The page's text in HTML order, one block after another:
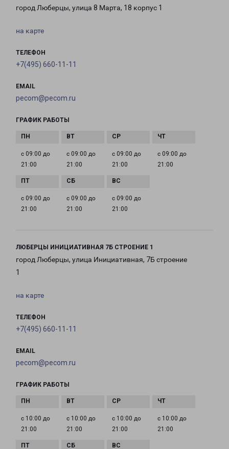
город Люберцы, улица 8 Марта, 18 корпус 1
на карте
ТЕЛЕФОН
+7(495) 660-11-11
EMAIL
pecom@pecom.ru
ГРАФИК РАБОТЫ
с 09:00 до
21:00
с 09:00 до
21:00
с 09:00 до
21:00
с 09:00 до
21:00
с 09:00 до
21:00
с 09:00 до
21:00
с 09:00 до
21:00
ЛЮБЕРЦЫ ИНИЦИАТИВНАЯ 7Б СТРОЕНИЕ 1
город Люберцы, улица Инициативная, 7Б строение
1
на карте
ТЕЛЕФОН
+7(495) 660-11-11
EMAIL
pecom@pecom.ru
ГРАФИК РАБОТЫ
с 10:00 до
21:00
с 10:00 до
21:00
с 10:00 до
21:00
с 10:00 до
21:00